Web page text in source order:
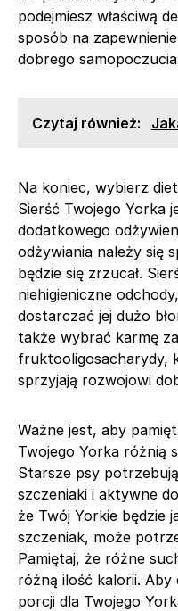
podejmiesz właściwą
sposób na
dobrego
Czytaj również:
Na koniec, wybierz
Sierść Twojego Yorka
dodatkowego
odżywiania należy się
będzie się zrzucał.
niehigieniczne
dostarczać jej dużo
także wybrać karmę
fruktooligosacharydy,
sprzyjają rozwojowi
Ważne jest, aby
Twojego Yorka różnią
Starsze psy
szczeniaki i aktywne
że Twój Yorkie będzie
szczeniak, może
Pamiętaj, że różne
różną ilość kalorii. Aby
porcji dla Twojego